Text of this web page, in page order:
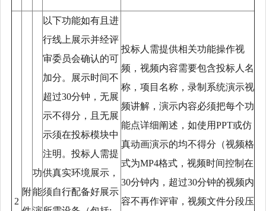
2
附
功
能
以下功能如有且进
行线上展示并经评
审委员会确认的可
加分。展示时间不
超过30分钟，无展
示不得分，且无展
示须在投标模块中
注明。投标人需提
供真实环境展示，
须自行配备好展示
投标人需提供相关功能操作视
频，视频内容需要包含投标人名
称，项目名称，录制系统演示视
频讲解，演示内容必须把每个功
能点详细阐述，如使用PPT或仿
真动画演示的均不得分（视频格
式为MP4格式，视频时间控制在
30分钟内，超过30分钟的视频内
容不再作评审，视频文件分段压